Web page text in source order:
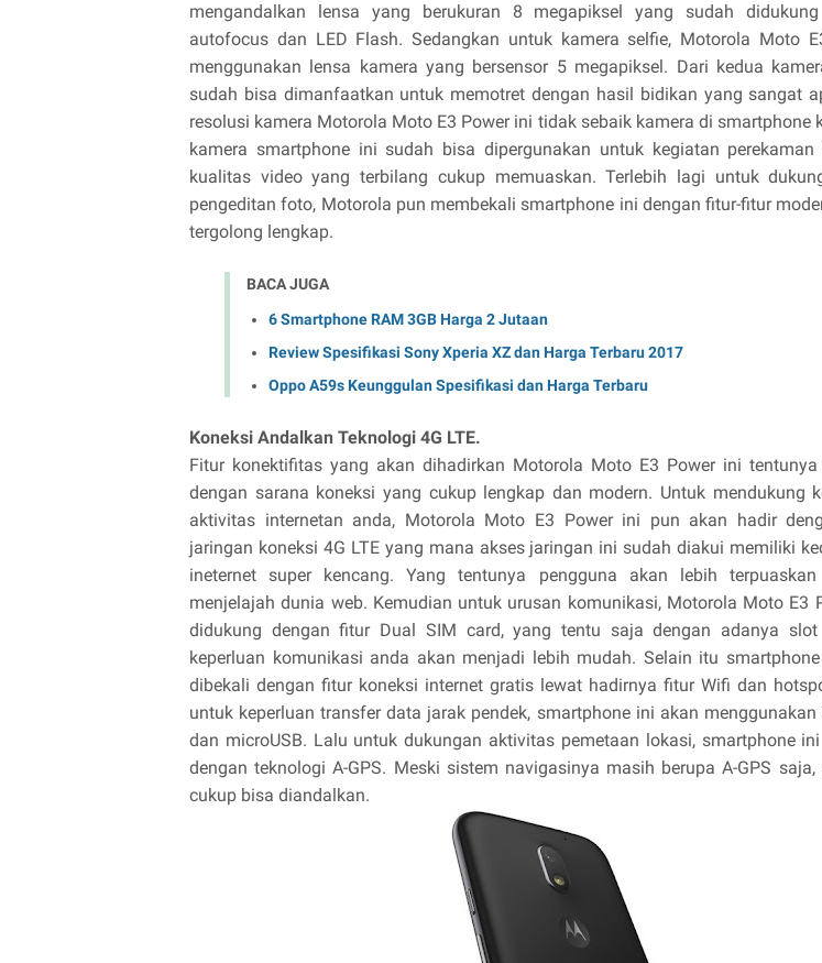
mengandalkan lensa yang berukuran 8 megapiksel yang sudah
autofocus dan LED Flash. Sedangkan untuk kamera selfie, Motorola Moto
menggunakan lensa kamera yang bersensor 5 megapiksel. Dari kedua
sudah bisa dimanfaatkan untuk memotret dengan hasil bidikan yang sangat
resolusi kamera Motorola Moto E3 Power ini tidak sebaik kamera di smartphone
kamera smartphone ini sudah bisa dipergunakan untuk kegiatan perekaman
kualitas video yang terbilang cukup memuaskan. Terlebih lagi untuk
pengeditan foto, Motorola pun membekali smartphone ini dengan fitur-fitur
tergolong lengkap.
BACA JUGA
6 Smartphone RAM 3GB Harga 2 Jutaan
Review Spesifikasi Sony Xperia XZ dan Harga Terbaru 2017
Oppo A59s Keunggulan Spesifikasi dan Harga Terbaru
Koneksi Andalkan Teknologi 4G LTE.
Fitur konektifitas yang akan dihadirkan Motorola Moto E3 Power ini
dengan sarana koneksi yang cukup lengkap dan modern. Untuk mendukung
aktivitas internetan anda, Motorola Moto E3 Power ini pun akan hadir
jaringan koneksi 4G LTE yang mana akses jaringan ini sudah diakui memiliki
ineternet super kencang. Yang tentunya pengguna akan lebih
menjelajah dunia web. Kemudian untuk urusan komunikasi, Motorola Moto E3
didukung dengan fitur Dual SIM card, yang tentu saja dengan adanya
keperluan komunikasi anda akan menjadi lebih mudah. Selain itu
dibekali dengan fitur koneksi internet gratis lewat hadirnya fitur Wifi dan
untuk keperluan transfer data jarak pendek, smartphone ini akan
dan microUSB. Lalu untuk dukungan aktivitas pemetaan lokasi, smartphone
dengan teknologi A-GPS. Meski sistem navigasinya masih berupa A-GPS
cukup bisa diandalkan.